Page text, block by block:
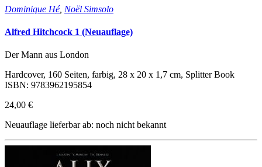
Dominique Hé, Noël Simsolo
Alfred Hitchcock 1 (Neuauflage)
Der Mann aus London
Hardcover, 160 Seiten, farbig, 28 x 20 x 1,7 cm, Splitter Book
ISBN: 9783962195854
24,00 €
Neuauflage lieferbar ab: noch nicht bekannt